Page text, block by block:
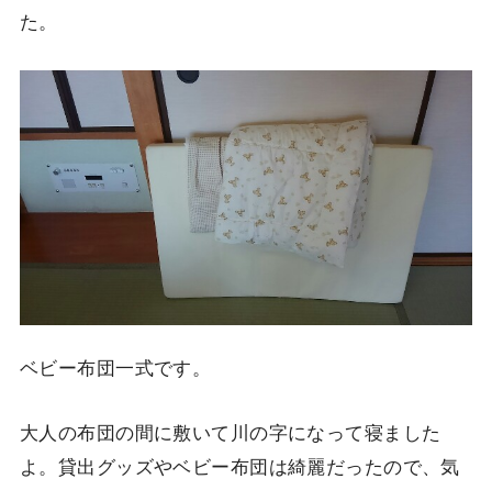
た。
ベビー布団一式です。
大人の布団の間に敷いて川の字になって寝ました
よ。貸出グッズやベビー布団は綺麗だったので、気